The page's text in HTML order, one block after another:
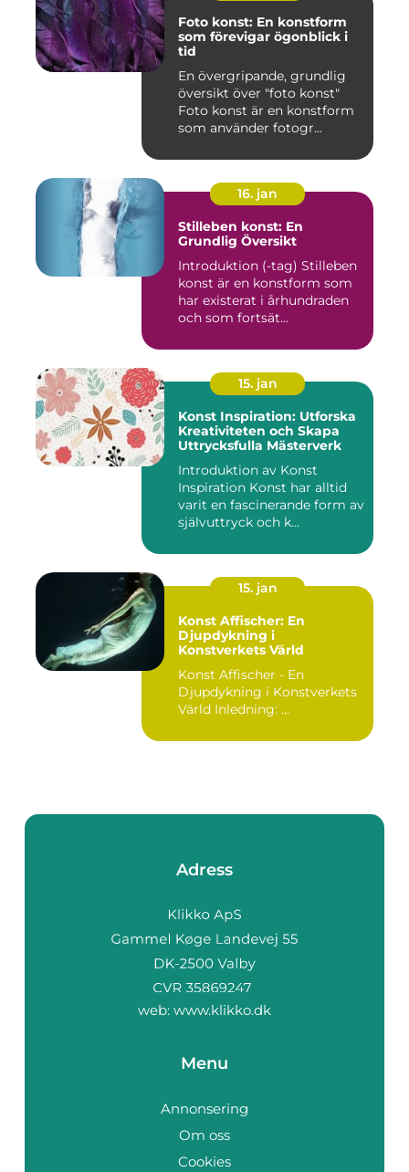
Foto konst: En konstform
som förevigar ögonblick i
tid
En övergripande, grundlig
översikt över "foto konst"
Foto konst är en konstform
som använder fotogr...
16. jan
Stilleben konst: En
Grundlig Översikt
Introduktion (-tag) Stilleben
konst är en konstform som
har existerat i århundraden
och som fortsät...
15. jan
Konst Inspiration: Utforska
Kreativiteten och Skapa
Uttrycksfulla Mästerverk
Introduktion av Konst
Inspiration Konst har alltid
varit en fascinerande form av
självuttryck och k...
15. jan
Konst Affischer: En
Djupdykning i
Konstverkets Värld
Konst Affischer - En
Djupdykning i Konstverkets
Värld Inledning: ...
Adress
web: www.klikko.dk
Menu
Annonsering
Om oss
Cookies